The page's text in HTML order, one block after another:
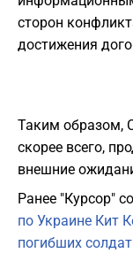
сторон
достижения
Таким образом,
скорее всего,
внешние
Ранее "Курсор"
по Украине Кит
погибших